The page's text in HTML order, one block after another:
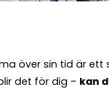
över sin tid är ett
det för dig – kan